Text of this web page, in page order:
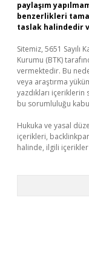
paylaşım
benzerlikleri
taslak halindedir
Sitemiz, 5651
Kurumu (BTK)
vermektedir. Bu
veya araştırma
yazdıkları
bu sorumluluğu
Hukuka ve yasal
içerikleri,
halinde, ilgili